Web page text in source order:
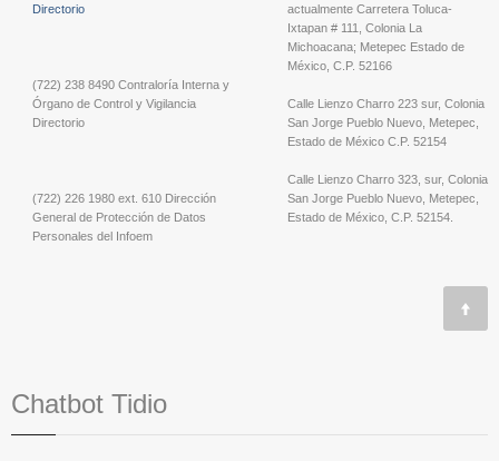
Directorio
(722) 238 8490 Contraloría Interna y
Órgano de Control y Vigilancia
Directorio
(722) 226 1980 ext. 610 Dirección
General de Protección de Datos
Personales del Infoem
actualmente Carretera Toluca-
Ixtapan # 111, Colonia La
Michoacana; Metepec Estado de
México, C.P. 52166
Calle Lienzo Charro 223 sur, Colonia
San Jorge Pueblo Nuevo, Metepec,
Estado de México C.P. 52154
Calle Lienzo Charro 323, sur, Colonia
San Jorge Pueblo Nuevo, Metepec,
Estado de México, C.P. 52154.
Chatbot Tidio